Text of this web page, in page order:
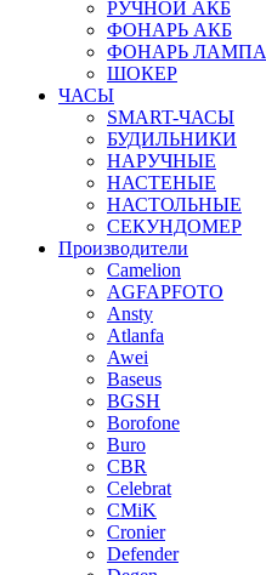
РУЧНОЙ АКБ
ФОНАРЬ АКБ
ФОНАРЬ ЛАМПА
ШОКЕР
ЧАСЫ
SMART-ЧАСЫ
БУДИЛЬНИКИ
НАРУЧНЫЕ
НАСТЕНЫЕ
НАСТОЛЬНЫЕ
СЕКУНДОМЕР
Производители
Camelion
AGFAPFOTO
Ansty
Atlanfa
Awei
Baseus
BGSH
Borofone
Buro
CBR
Celebrat
CMiK
Cronier
Defender